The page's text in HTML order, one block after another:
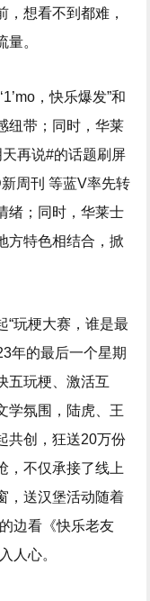
想看不到都难，
。
，快乐爆发”和
纽带；同时，华莱
再说#的话题刷屏
周刊 等蓝V率先转
绪；同时，华莱士
方特色相结合，掀
“玩梗大赛，谁是最
年的最后一个星期
五玩梗、激活互
学氛围，陆虎、王
共创，狂送20万份
，不仅承接了线上
，送汉堡活动随着
边看《快乐老友
人心。